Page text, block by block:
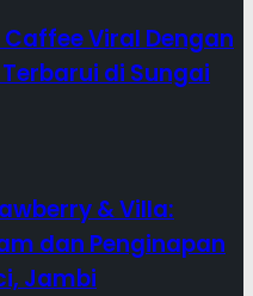
Caffee Viral Dengan
di Sungai
& Villa:
dan Penginapan
Jambi